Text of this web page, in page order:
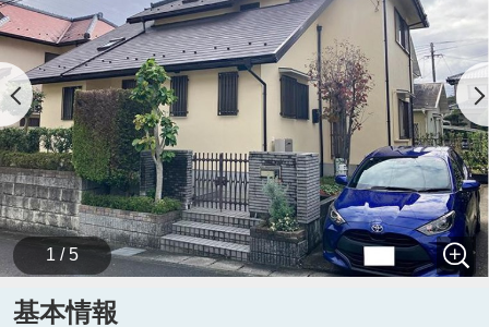
1 / 5
基本情報